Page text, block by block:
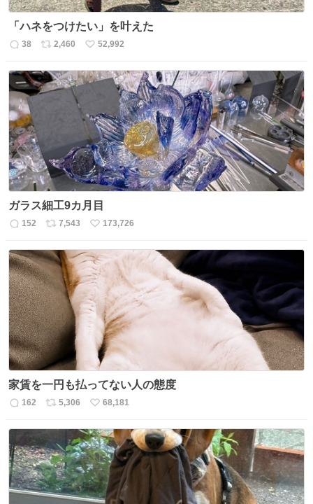
「ハネをつけたい」を叶えた
返
数
38
リ
ス
ト
2,460
い
ね
52,992
ガラス細工9カ月目
返
数
152
リ
ス
ト
数
7,543
い
ね
数
173,726
家賃を一円も払ってない人の態度
返
162
リ
ト
数
5,306
い
ね
数
68,181